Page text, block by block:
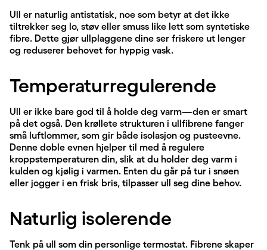
Ull er naturlig antistatisk, noe som betyr at det ikke
tiltrekker seg lo, støv eller smuss like lett som syntetiske
fibre. Dette gjør ullplaggene dine ser friskere ut lenger
og reduserer behovet for hyppig vask.
Temperaturregulerende
Ull er ikke bare god til å holde deg varm—den er smart
på det også. Den krøllete strukturen i ullfibrene fanger
små luftlommer, som gir både isolasjon og pusteevne.
Denne doble evnen hjelper til med å regulere
kroppstemperaturen din, slik at du holder deg varm i
kulden og kjølig i varmen. Enten du går på tur i snøen
eller jogger i en frisk bris, tilpasser ull seg dine behov.
Naturlig isolerende
Tenk på ull som din personlige termostat. Fibrene skaper